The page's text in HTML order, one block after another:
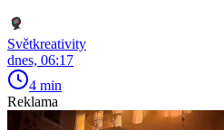
Světkreativity
dnes, 06:17
4 min
Reklama